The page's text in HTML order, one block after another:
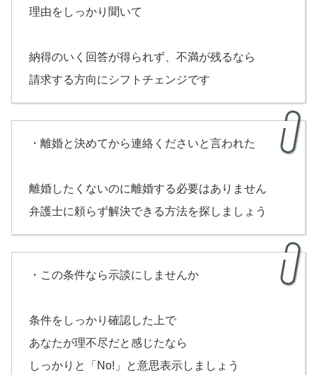
理由をしっかり聞いて
納得のいく回答が得られず、不満が残るなら
請求する方向にシフトチェンジです
・離婚と決めてから連絡くださいと言われた
離婚したくないのに離婚する必要はありません
弁護士に頼らず解決できる方法を探しましょう
・この条件なら示談にしませんか
条件をしっかり確認した上で
あなたが理不尽だと感じたなら
しっかりと「No!」と意思表示しましょう